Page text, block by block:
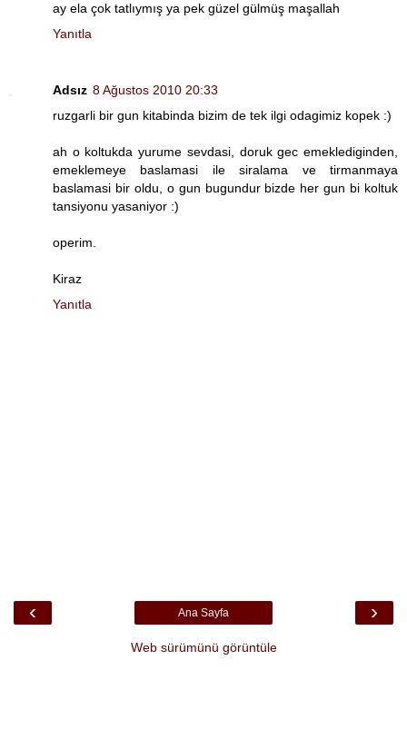
ay ela çok tatlıymış ya pek güzel gülmüş maşallah
Yanıtla
Adsız 8 Ağustos 2010 20:33
ruzgarli bir gun kitabinda bizim de tek ilgi odagimiz kopek :)
ah o koltukda yurume sevdasi, doruk gec emeklediginden,
emeklemeye baslamasi ile siralama ve tirmanmaya
baslamasi bir oldu, o gun bugundur bizde her gun bi koltuk
tansiyonu yasaniyor :)
operim.
Kiraz
Yanıtla
‹ ›
Ana Sayfa
Web sürümünü görüntüle